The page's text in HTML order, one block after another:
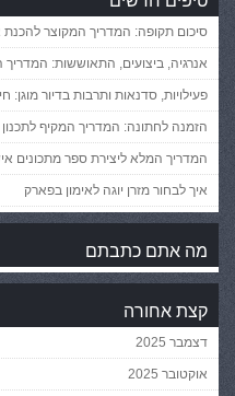
סיכום תקופה: המדריך המקוצר להכנת
אנרגיה, ביצועים, התאוששות: המדריך
פעילויות, סדנאות ותרבות בדיור
הזמנה לחתונה: המדריך המקיף
המדריך המלא ליצירת ספר מתכונים
איך לבחור מזרן יוגה לאימון בפארק
מה אתם כתבתם
קצת אחורה
דצמבר 2025
אוקטובר 2025